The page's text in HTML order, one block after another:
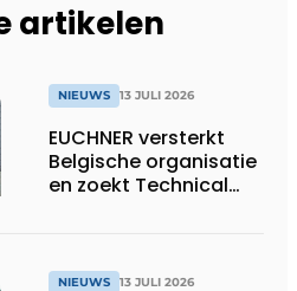
artikelen
NIEUWS 13 JULI 2026
EUCHNER versterkt
Belgische organisatie
en zoekt Technical
NIEUWS 13 JULI 2026